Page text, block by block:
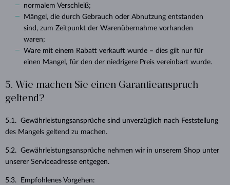
normalem Verschleiß;
Mängel, die durch Gebrauch oder Abnutzung entstanden
sind, zum Zeitpunkt der Warenübernahme vorhanden
waren;
Ware mit einem Rabatt verkauft wurde – dies gilt nur für
einen Mangel, für den der niedrigere Preis vereinbart wurde.
5. Wie machen Sie einen Garantieanspruch
geltend?
5.1. Gewährleistungsansprüche sind unverzüglich nach Feststellung
des Mangels geltend zu machen.
5.2. Gewährleistungsansprüche nehmen wir in unserem Shop unter
unserer Serviceadresse entgegen.
5.3. Empfohlenes Vorgehen: